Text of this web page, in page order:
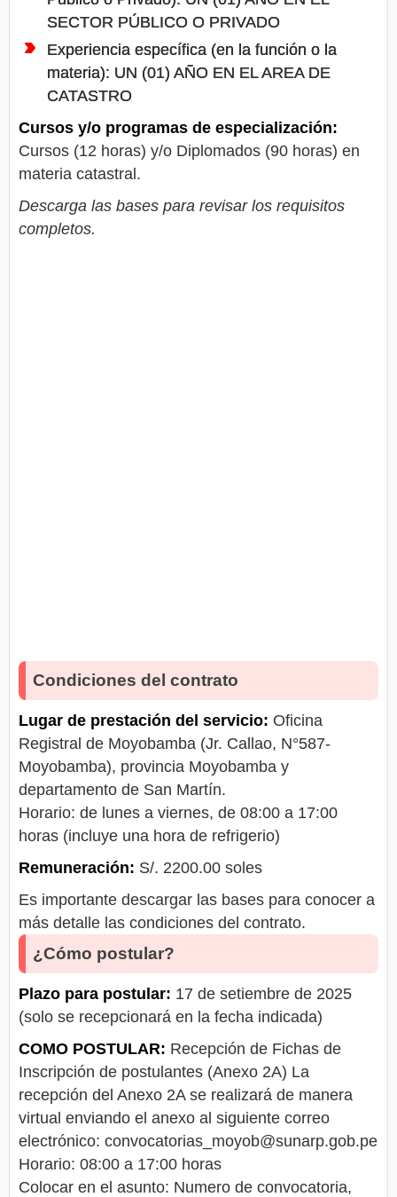
SECTOR PÚBLICO O PRIVADO
Experiencia específica (en la función o la
materia): UN (01) AÑO EN EL AREA DE
CATASTRO
Cursos y/o programas de especialización:
Cursos (12 horas) y/o Diplomados (90 horas) en
materia catastral.
Descarga las bases para revisar los requisitos
completos.
Condiciones del contrato
Lugar de prestación del servicio: Oficina
Registral de Moyobamba (Jr. Callao, N°587-
Moyobamba), provincia Moyobamba y
departamento de San Martín.
Horario: de lunes a viernes, de 08:00 a 17:00
horas (incluye una hora de refrigerio)
Remuneración: S/. 2200.00 soles
Es importante descargar las bases para conocer a
más detalle las condiciones del contrato.
¿Cómo postular?
Plazo para postular: 17 de setiembre de 2025
(solo se recepcionará en la fecha indicada)
COMO POSTULAR: Recepción de Fichas de
Inscripción de postulantes (Anexo 2A) La
recepción del Anexo 2A se realizará de manera
virtual enviando el anexo al siguiente correo
electrónico: convocatorias_moyob@sunarp.gob.pe
Horario: 08:00 a 17:00 horas
Colocar en el asunto: Numero de convocatoria,